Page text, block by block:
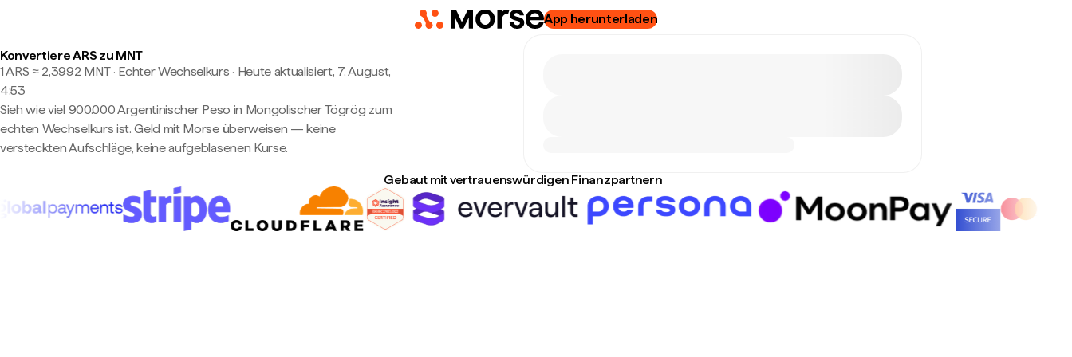
App herunterladen
Konvertiere ARS zu MNT
1 ARS ≈ 2,3992 MNT · Echter Wechselkurs · Heute aktualisiert, 7. August,
4:53
Sieh wie viel 900.000 Argentinischer Peso in Mongolischer Tögrög zum
echten Wechselkurs ist. Geld mit Morse überweisen — keine
versteckten Aufschläge, keine aufgeblasenen Kurse.
Gebaut mit vertrauenswürdigen Finanzpartnern